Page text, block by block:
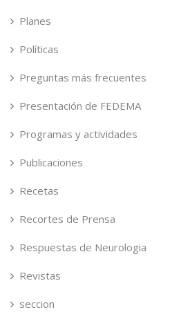
Planes
Políticas
Preguntas más frecuentes
Presentación de FEDEMA
Programas y actividades
Publicaciones
Recetas
Recortes de Prensa
Respuestas de Neurologia
Revistas
seccion